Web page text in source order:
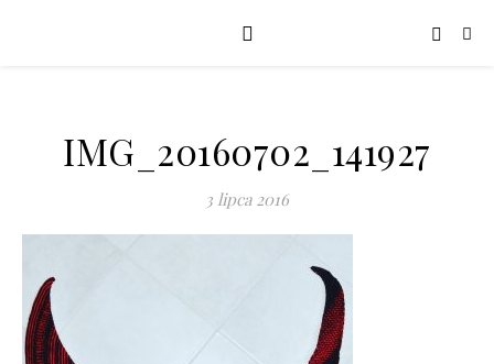
IMG_20160702_141927
3 lipca 2016